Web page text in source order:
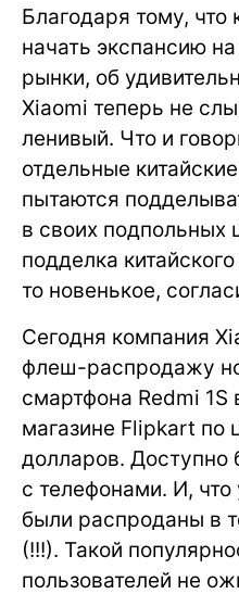
Благодаря тому,
начать экспансию
рынки, об
Xiaomi теперь не
ленивый. Что и
отдельные
пытаются
в своих подпольных
подделка
то новенькое,
Сегодня компания
флеш-распродажу
смартфона Redmi
магазине Flipkart по
долларов. Доступно
с телефонами. И, что
были распроданы в
(!!!). Такой
пользователей не